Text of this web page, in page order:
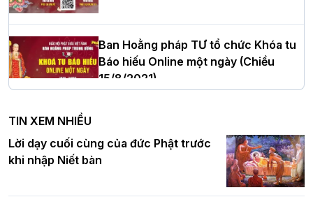
cử tân Trưởng ban Trị sự GHPGVN tỉnh
Hà Nội: Tăng Ni Trường hạ Bồ Đề trang
nghiêm tác pháp Tiền an cư PL.2570 –
DL.2026
Ban Hoằng pháp TƯ tổ chức Khóa tu
Báo hiếu Online một ngày (Chiều
15/8/2021)
Ban Hoằng pháp TƯ tổ chức Khóa tu
Báo hiếu Online một ngày (Sáng
15/8/2021)
TIN XEM NHIỀU
Lời dạy cuối cùng của đức Phật trước
khi nhập Niết bàn